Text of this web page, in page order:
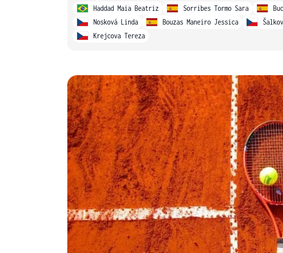
Haddad Maia Beatriz
Sorribes Tormo Sara
Nosková Linda
Bouzas Maneiro Jessica
Krejcova Tereza